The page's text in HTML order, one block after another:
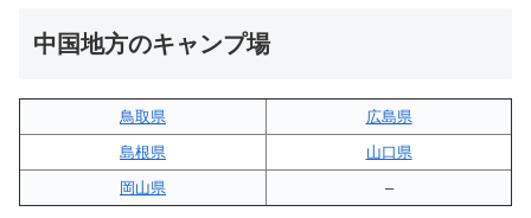
中国地方のキャンプ場
鳥取県
広島県
島根県
山口県
岡山県
–